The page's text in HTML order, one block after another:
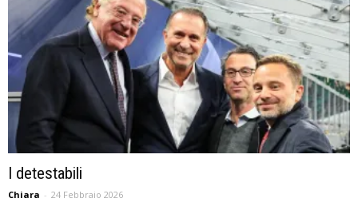
I detestabili
Chiara - 24 Febbraio 2026